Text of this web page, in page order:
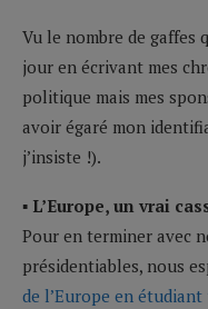
Vu le nombre de gaffes
jour en écrivant mes
politique mais mes
avoir égaré mon
j’insiste !).
▪ L’Europe, un vrai
Pour en terminer avec
présidentiables, nous
de l’Europe en étudiant